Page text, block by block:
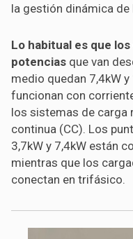
la gestión dinámica de
Lo habitual es que
potencias que van
medio quedan 7,4kW
funcionan con
los sistemas de carga
continua (CC). Los
3,7kW y 7,4kW están
mientras que los
conectan en trifásico.